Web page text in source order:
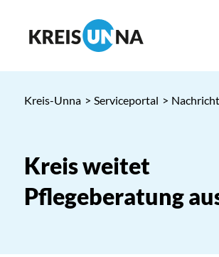
Kreis-Unna > Serviceportal >
Kreis weitet
Pflegeberatung